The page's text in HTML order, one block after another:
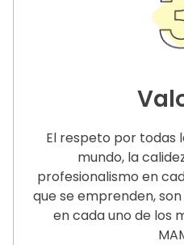
El respeto por todas
mundo, la
profesionalismo en
que se emprenden,
en cada uno de los